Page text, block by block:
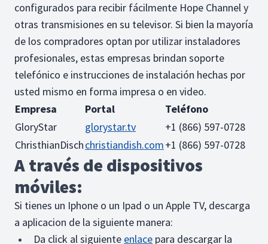
configurados para recibir fácilmente Hope Channel y
otras transmisiones en su televisor. Si bien la mayoría
de los compradores optan por utilizar instaladores
profesionales, estas empresas brindan soporte
telefónico e instrucciones de instalación hechas por
usted mismo en forma impresa o en video.
Empresa
Portal
Teléfono
GloryStar
glorystar.tv
+1 (866) 597-0728
ChristhianDischchristiandish.com+1 (866) 597-0728
A través de dispositivos
móviles:
Si tienes un Iphone o un Ipad o un Apple TV, descarga
a aplicacion de la siguiente manera:
Da click al siguiente enlace para descargar la